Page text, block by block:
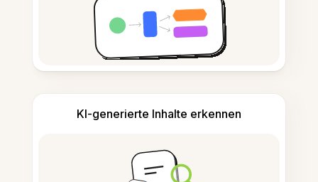
KI-generierte Inhalte erkennen